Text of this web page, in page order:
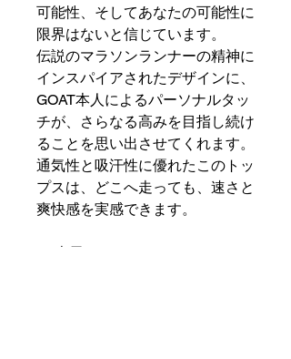
可能性、そしてあなたの可能性に
限界はないと信じています。
伝説のマラソンランナーの精神に
インスパイアされたデザインに、
GOAT本人によるパーソナルタッ
チが、さらなる高みを目指し続け
ることを思い出させてくれます。
通気性と吸汗性に優れたこのトッ
プスは、どこへ走っても、速さと
爽快感を実感できます。
表示カラー： サミットホワイ